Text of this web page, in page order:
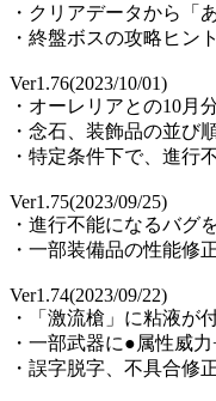
・クリアデータから「
・終盤ボスの攻略ヒン
Ver1.76(2023/10/01)
・オーレリアとの10月
・念石、装飾品の並び
・特定条件下で、進行
Ver1.75(2023/09/25)
・進行不能になるバグ
・一部装備品の性能修
Ver1.74(2023/09/22)
・「激流槍」に粘液が
・一部武器に●属性威
・誤字脱字、不具合修